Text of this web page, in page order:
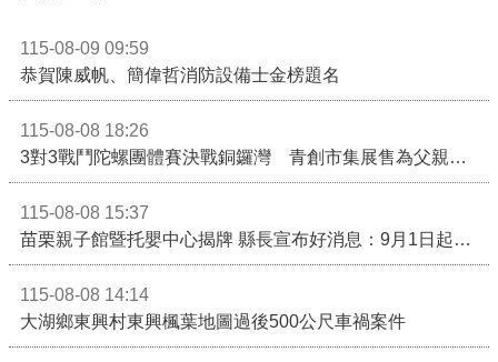
115-08-09 09:59
恭賀陳威帆、簡偉哲消防設備士金榜題名
115-08-08 18:26
3對3戰鬥陀螺團體賽決戰銅鑼灣 青創市集展售為父親節增添繽紛
115-08-08 15:37
苗栗親子館暨托嬰中心揭牌 縣長宣布好消息：9月1日起調降臨時托嬰費用
115-08-08 14:14
大湖鄉東興村東興楓葉地圖過後500公尺車禍案件